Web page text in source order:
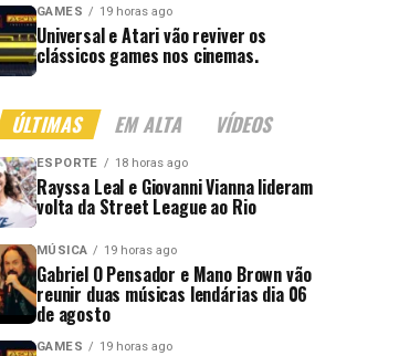
GAMES 19 horas ago
Universal e Atari vão reviver os
clássicos games nos cinemas.
ÚLTIMAS EM ALTA VÍDEOS
ESPORTE 18 horas ago
Rayssa Leal e Giovanni Vianna lideram
volta da Street League ao Rio
MÚSICA 19 horas ago
Gabriel O Pensador e Mano Brown vão
reunir duas músicas lendárias dia 06
de agosto
GAMES 19 horas ago